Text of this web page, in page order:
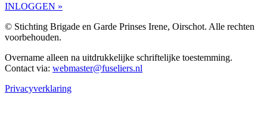
INLOGGEN »
© Stichting Brigade en Garde Prinses Irene, Oirschot. Alle rechten
voorbehouden.
Overname alleen na uitdrukkelijke schriftelijke toestemming.
Contact via: webmaster@fuseliers.nl
Privacyverklaring